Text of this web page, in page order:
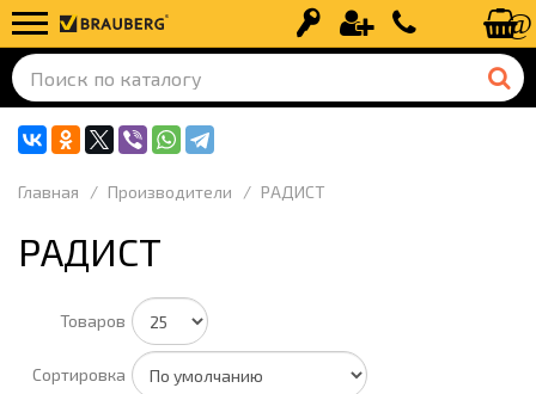
Вход Регистрация+7 (499) 110-
Главная Производители РАДИСТ
РАДИСТ
Товаров
Сортировка